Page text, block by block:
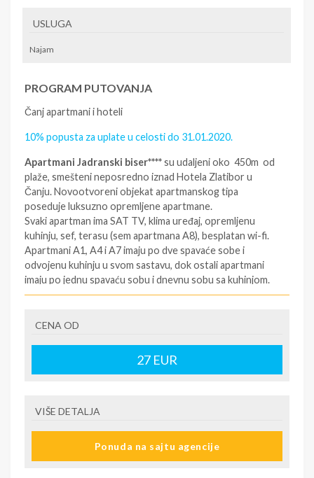
USLUGA
Najam
PROGRAM PUTOVANJA
Čanj apartmani i hoteli
10% popusta za uplate u celosti do 31.01.2020.
Apartmani Jadranski biser****su udaljeni oko 450m od
plaže, smešteni neposredno iznad Hotela Zlatibor u
Čanju. Novootvoreni objekat apartmanskog tipa
poseduje luksuzno opremljene apartmane.
Svaki apartman ima SAT TV, klima uređaj, opremljenu
kuhinju, sef, terasu (sem apartmana A8), besplatan wi-fi.
Apartmani A1, A4 i A7 imaju po dve spavaće sobe i
odvojenu kuhinju u svom sastavu, dok ostali apartmani
imaju po jednu spavaću sobu i dnevnu sobu sa kuhinjom.
U dvorištu objekta nalazi se roštilj, koji gosti mogu
Održavanje higijene u apartmanima nije predviđeno
Postoji mogućnost ishrane u restoranu “Mreža” na obali
GPS koordinate:. 42.162760, 19.006664
SMENE
CENA OD
27 EUR
VIŠE DETALJA
Ponuda na sajtu agencije